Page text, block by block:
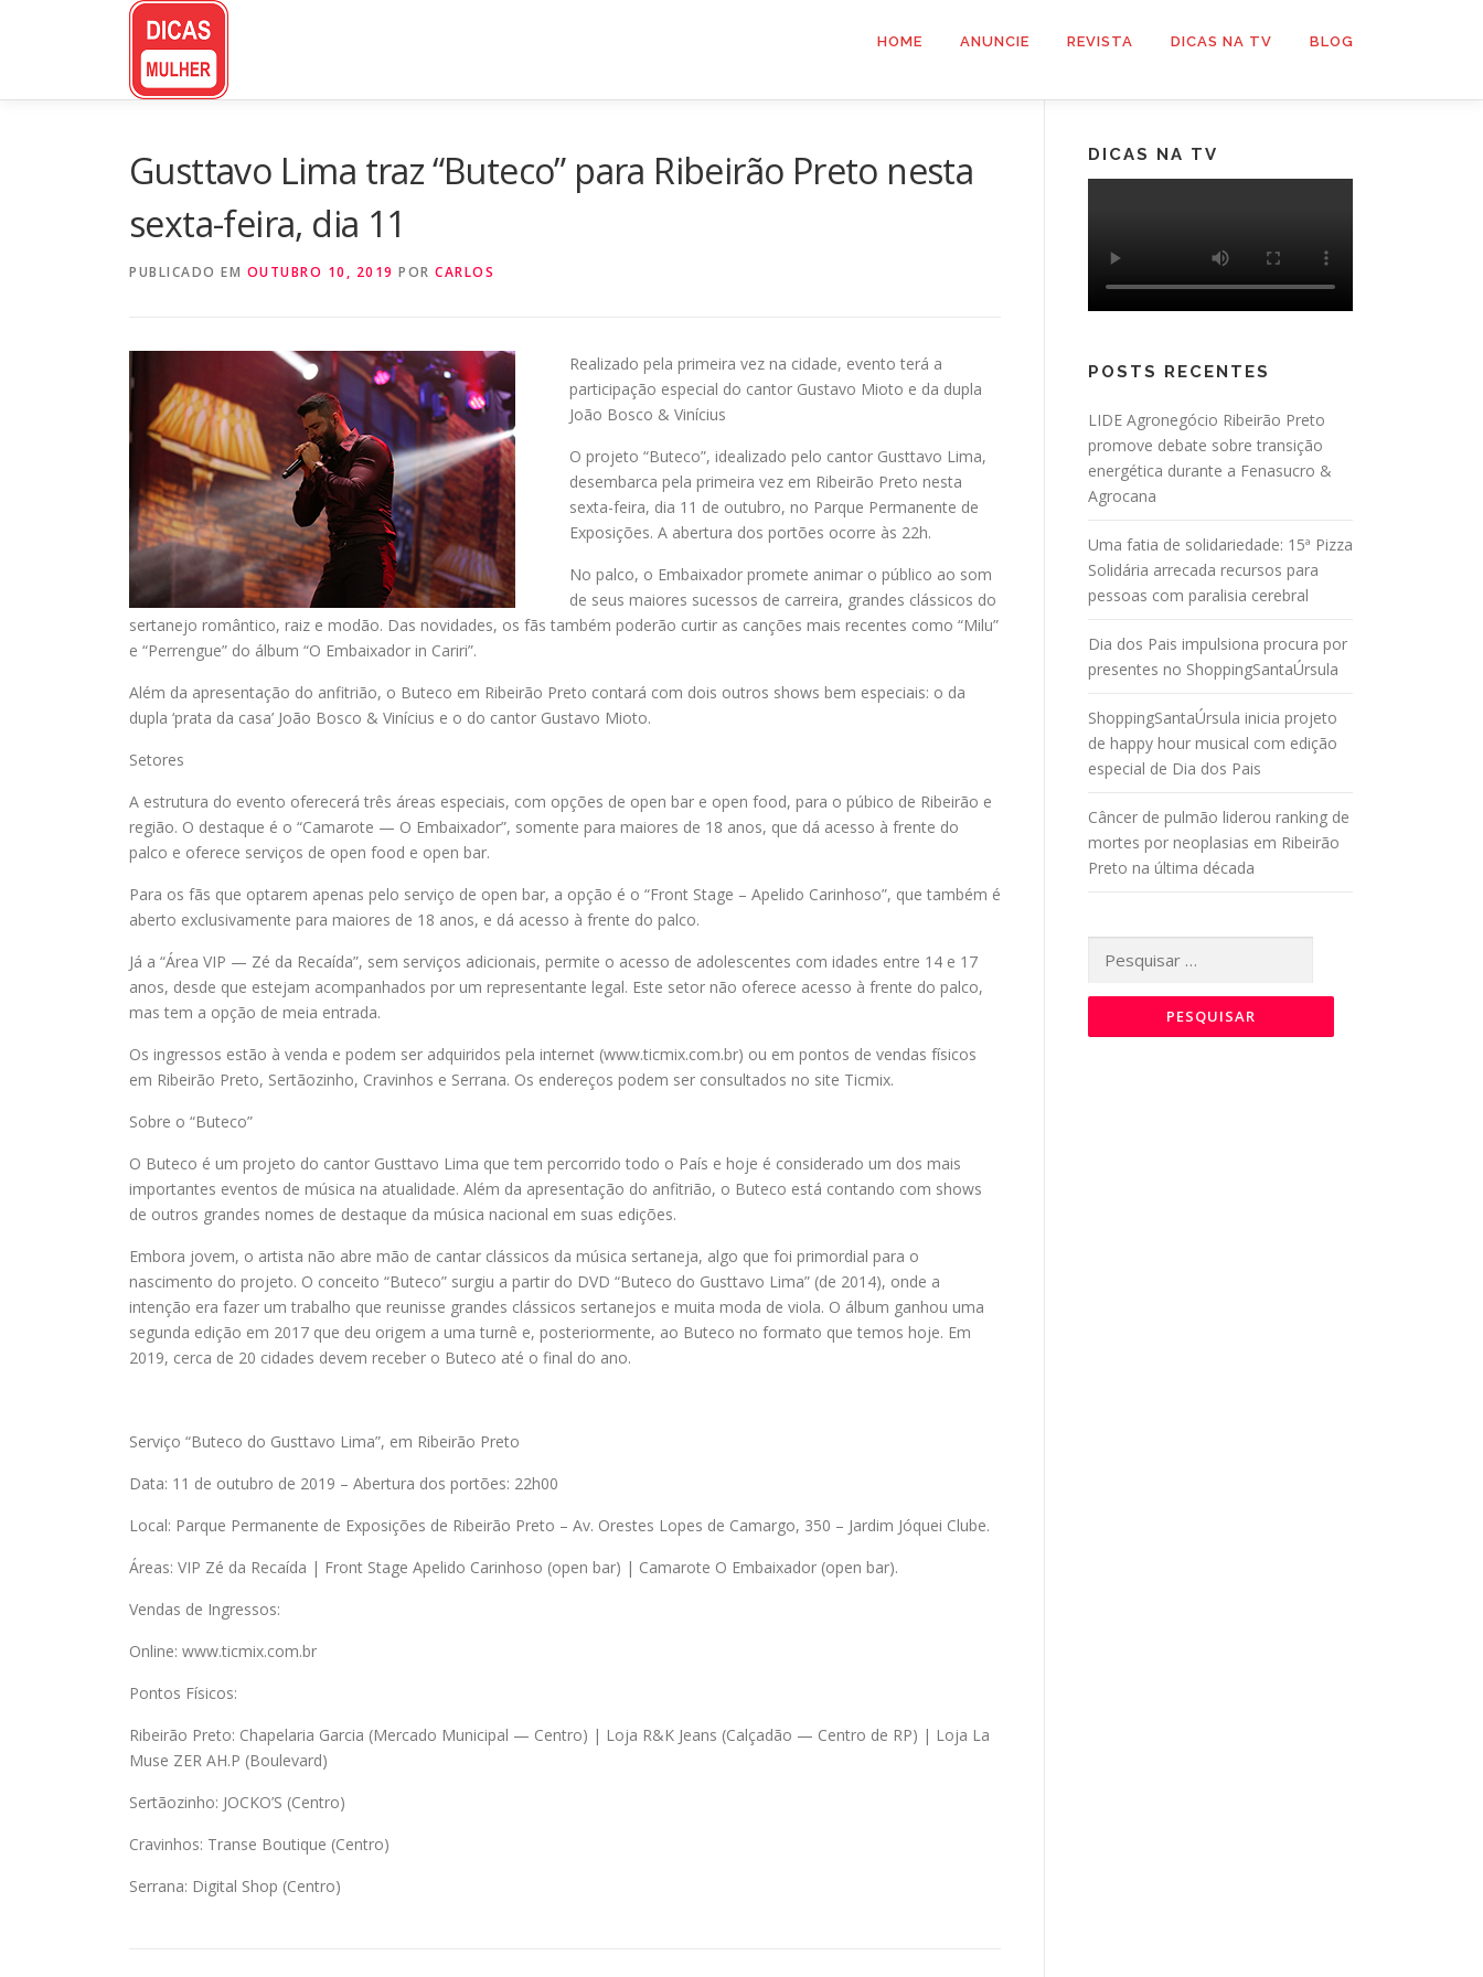
HOME ANUNCIE REVISTA DICAS NA TV BLOG
Gusttavo Lima traz “Buteco” para Ribeirão Preto nesta
sexta-feira, dia 11
PUBLICADO EM OUTUBRO 10, 2019 POR CARLOS
Realizado pela primeira vez na cidade, evento terá a
participação especial do cantor Gustavo Mioto e da dupla
João Bosco & Vinícius
O projeto “Buteco”, idealizado pelo cantor Gusttavo Lima,
desembarca pela primeira vez em Ribeirão Preto nesta
sexta-feira, dia 11 de outubro, no Parque Permanente de
Exposições. A abertura dos portões ocorre às 22h.
No palco, o Embaixador promete animar o público ao som
de seus maiores sucessos de carreira, grandes clássicos do
sertanejo romântico, raiz e modão. Das novidades, os fãs também poderão curtir as canções mais recentes como “Milu”
e “Perrengue” do álbum “O Embaixador in Cariri”.
Além da apresentação do anfitrião, o Buteco em Ribeirão Preto contará com dois outros shows bem especiais: o da
dupla ‘prata da casa’ João Bosco & Vinícius e o do cantor Gustavo Mioto.
Setores
A estrutura do evento oferecerá três áreas especiais, com opções de open bar e open food, para o púbico de Ribeirão e
região. O destaque é o “Camarote — O Embaixador”, somente para maiores de 18 anos, que dá acesso à frente do
palco e oferece serviços de open food e open bar.
Para os fãs que optarem apenas pelo serviço de open bar, a opção é o “Front Stage – Apelido Carinhoso”, que também é
aberto exclusivamente para maiores de 18 anos, e dá acesso à frente do palco.
Já a “Área VIP — Zé da Recaída”, sem serviços adicionais, permite o acesso de adolescentes com idades entre 14 e 17
anos, desde que estejam acompanhados por um representante legal. Este setor não oferece acesso à frente do palco,
mas tem a opção de meia entrada.
Os ingressos estão à venda e podem ser adquiridos pela internet (www.ticmix.com.br) ou em pontos de vendas físicos
em Ribeirão Preto, Sertãozinho, Cravinhos e Serrana. Os endereços podem ser consultados no site Ticmix.
Sobre o “Buteco”
O Buteco é um projeto do cantor Gusttavo Lima que tem percorrido todo o País e hoje é considerado um dos mais
importantes eventos de música na atualidade. Além da apresentação do anfitrião, o Buteco está contando com shows
de outros grandes nomes de destaque da música nacional em suas edições.
Embora jovem, o artista não abre mão de cantar clássicos da música sertaneja, algo que foi primordial para o
nascimento do projeto. O conceito “Buteco” surgiu a partir do DVD “Buteco do Gusttavo Lima” (de 2014), onde a
intenção era fazer um trabalho que reunisse grandes clássicos sertanejos e muita moda de viola. O álbum ganhou uma
segunda edição em 2017 que deu origem a uma turnê e, posteriormente, ao Buteco no formato que temos hoje. Em
2019, cerca de 20 cidades devem receber o Buteco até o final do ano.
Serviço “Buteco do Gusttavo Lima”, em Ribeirão Preto
Data: 11 de outubro de 2019 – Abertura dos portões: 22h00
Local: Parque Permanente de Exposições de Ribeirão Preto – Av. Orestes Lopes de Camargo, 350 – Jardim Jóquei Clube.
Áreas: VIP Zé da Recaída | Front Stage Apelido Carinhoso (open bar) | Camarote O Embaixador (open bar).
Vendas de Ingressos:
Online: www.ticmix.com.br
Pontos Físicos:
Ribeirão Preto: Chapelaria Garcia (Mercado Municipal — Centro) | Loja R&K Jeans (Calçadão — Centro de RP) | Loja La
Muse ZER AH.P (Boulevard)
Sertãozinho: JOCKO’S (Centro)
Cravinhos: Transe Boutique (Centro)
Serrana: Digital Shop (Centro)
DICAS NA TV
POSTS RECENTES
LIDE Agronegócio Ribeirão Preto
promove debate sobre transição
energética durante a Fenasucro &
Agrocana
Uma fatia de solidariedade: 15ª Pizza
Solidária arrecada recursos para
pessoas com paralisia cerebral
Dia dos Pais impulsiona procura por
presentes no ShoppingSantaÚrsula
ShoppingSantaÚrsula inicia projeto
de happy hour musical com edição
especial de Dia dos Pais
Câncer de pulmão liderou ranking de
mortes por neoplasias em Ribeirão
Preto na última década
por: